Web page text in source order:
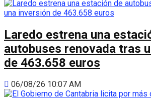
Laredo estrena una
autobuses renovada tras
de 463.658 euros
06/08/26 10:07 AM